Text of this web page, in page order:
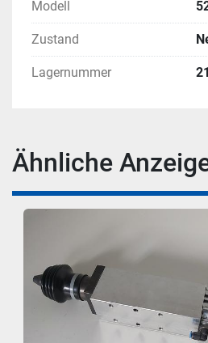
Modell
Zustand
Lagernummer
Ähnliche